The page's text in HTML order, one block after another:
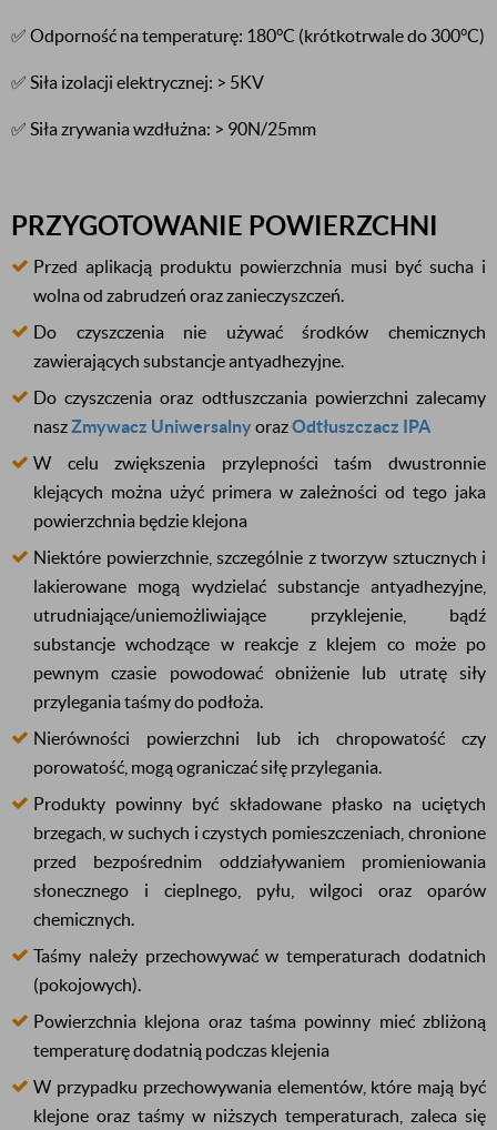
✅ Odporność na temperaturę: 180°C (krótkotrwale do 300°C)
✅ Siła izolacji elektrycznej: > 5KV
✅ Siła zrywania wzdłużna: > 90N/25mm
PRZYGOTOWANIE POWIERZCHNI
Przed aplikacją produktu powierzchnia musi być sucha i
wolna od zabrudzeń oraz zanieczyszczeń.
Do czyszczenia nie używać środków chemicznych
zawierających substancje antyadhezyjne.
Do czyszczenia oraz odtłuszczania powierzchni zalecamy
naszZmywacz UniwersalnyorazOdtłuszczacz IPA
W celu zwiększenia przylepności taśm dwustronnie
klejących można użyć primera w zależności od tego jaka
powierzchnia będzie klejona
Niektóre powierzchnie, szczególnie z tworzyw sztucznych i
lakierowane mogą wydzielać substancje antyadhezyjne,
utrudniające/uniemożliwiające przyklejenie, bądź
substancje wchodzące w reakcje z klejem co może po
pewnym czasie powodować obniżenie lub utratę siły
przylegania taśmy do podłoża.
Nierówności powierzchni lub ich chropowatość czy
porowatość, mogą ograniczać siłę przylegania.
Produkty powinny być składowane płasko na uciętych
brzegach, w suchych i czystych pomieszczeniach, chronione
przed bezpośrednim oddziaływaniem promieniowania
słonecznego i cieplnego, pyłu, wilgoci oraz oparów
chemicznych.
Taśmy należy przechowywać w temperaturach dodatnich
(pokojowych).
Powierzchnia klejona oraz taśma powinny mieć zbliżoną
temperaturę dodatnią podczas klejenia
W przypadku przechowywania elementów, które mają być
klejone oraz taśmy w niższych temperaturach, zaleca się